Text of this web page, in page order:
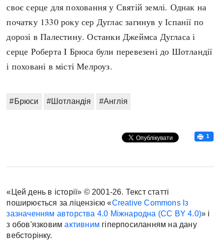
своє серце для поховання у Святій землі. Однак на
початку 1330 року сер Дуглас загинув у Іспанії по
дорозі в Палестину. Останки Джеймса Дугласа і
серце Роберта I Брюса були перевезені до Шотландії
і поховані в місті Мелроуз.
#Брюси #Шотландія #Англія
1
«Цей день в історії» © 2001-26. Текст статті
поширюється за ліцензією «Creative Commons Із
зазначенням авторства 4.0 Міжнародна (CC BY 4.0)» і
з обов'язковимактивним гіперпосиланням на дану
вебсторінку.